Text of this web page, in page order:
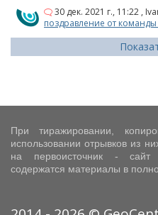
30 дек. 2021 г., 11:22 ,
поздравление от
При тиражировании,
использовании отрывков из
на первоисточник - сайт
содержатся материалы в